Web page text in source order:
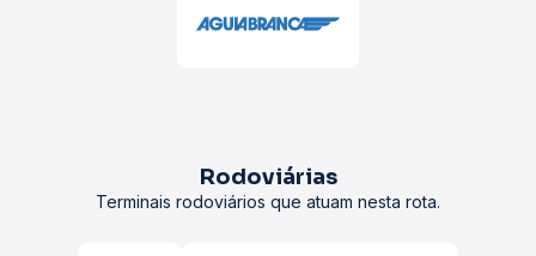
Rodoviárias
Terminais rodoviários que atuam nesta rota.